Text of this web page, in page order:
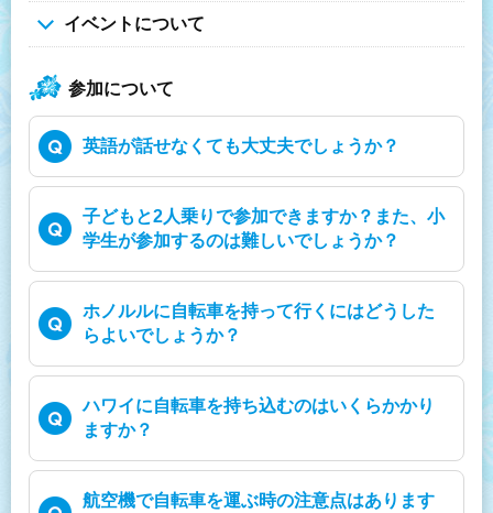
イベントについて
参加について
英語が話せなくても大丈夫でしょうか？
子どもと2人乗りで参加できますか？また、小
学生が参加するのは難しいでしょうか？
ホノルルに自転車を持って行くにはどうした
らよいでしょうか？
ハワイに自転車を持ち込むのはいくらかかり
ますか？
航空機で自転車を運ぶ時の注意点はあります